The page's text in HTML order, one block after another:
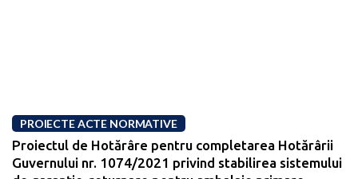
PROIECTE ACTE NORMATIVE
Proiectul de Hotărâre pentru completarea Hotărârii
Guvernului nr. 1074/2021 privind stabilirea sistemului